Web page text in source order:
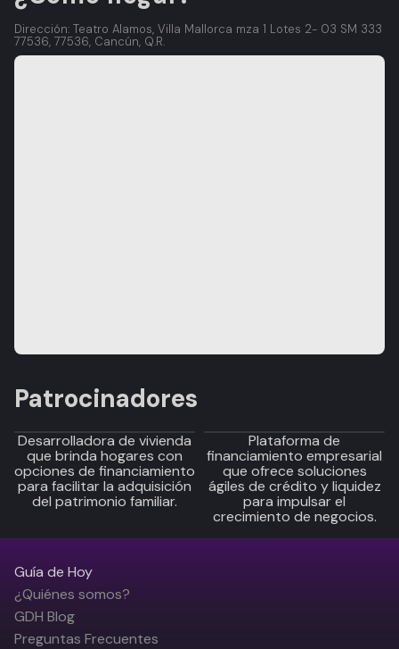
Dirección: Teatro Alamos, Villa Mallorca mza 1 Lotes 2- 03 SM 333
77536, 77536, Cancún, Q.R.
Patrocinadores
Desarrolladora de vivienda
que brinda hogares con
opciones de financiamiento
para facilitar la adquisición
del patrimonio familiar.
Plataforma de
financiamiento empresarial
que ofrece soluciones
ágiles de crédito y liquidez
para impulsar el
crecimiento de negocios.
Guía de Hoy
¿Quiénes somos?
GDH Blog
Preguntas Frecuentes